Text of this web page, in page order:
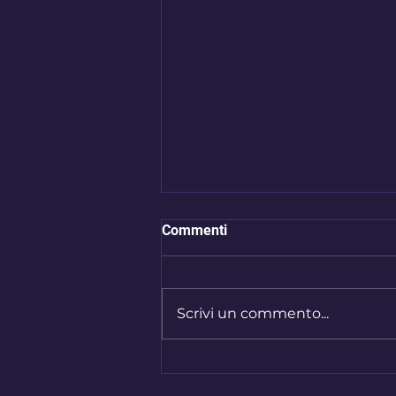
Commenti
Scrivi un commento...